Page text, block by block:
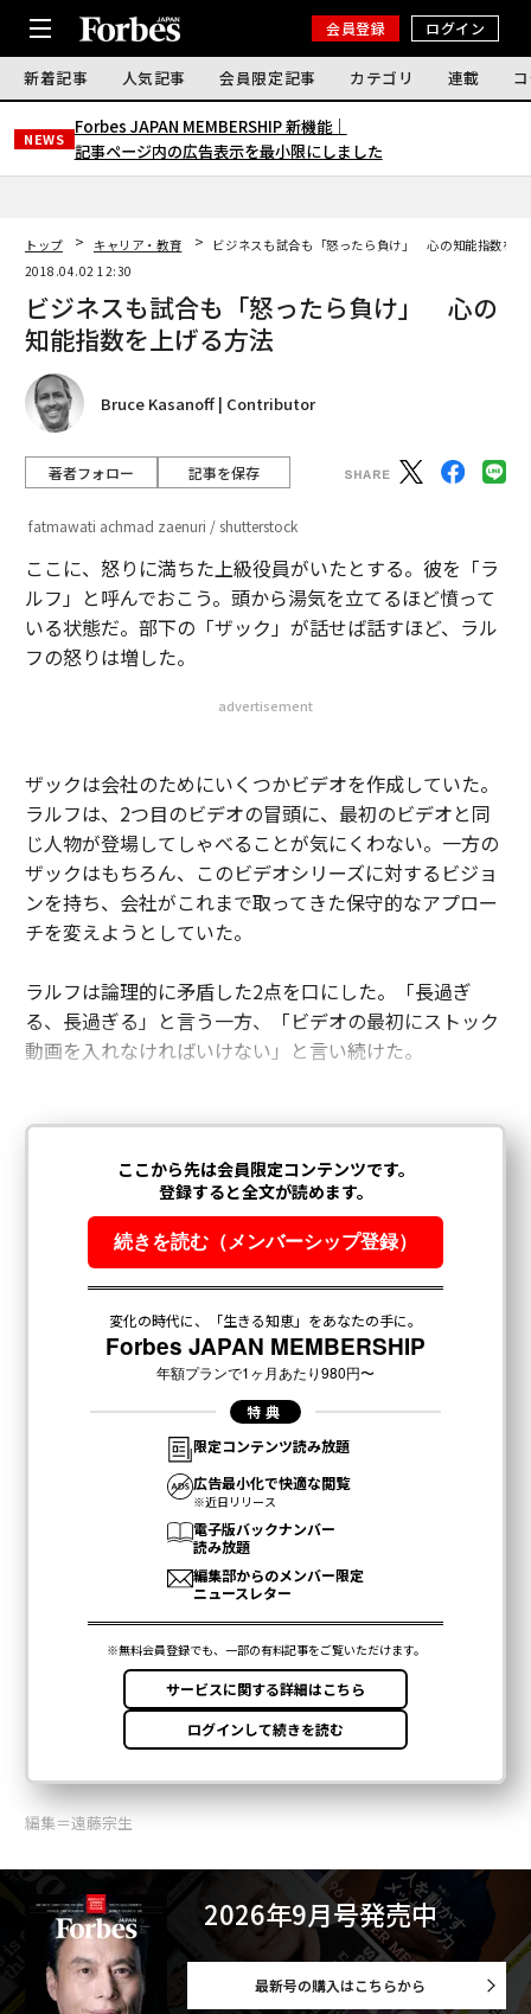
会員登録 ログイン
新着記事 人気記事 会員限定記事 カテゴリ 連載
NEWS
Forbes JAPAN MEMBERSHIP 新機能｜
記事ページ内の広告表示を最小限にしました
トップ キャリア・教育
ビジネスも試合も「怒ったら負け」 心の知能指数を上
2018.04.02 12:30
ビジネスも試合も「怒ったら負け」 心の
知能指数を上げる方法
Bruce Kasanoff | Contributor
著者フォロー 記事を保存
fatmawati achmad zaenuri / shutterstock
ここに、怒りに満ちた上級役員がいたとする。彼を「ラ
ルフ」と呼んでおこう。頭から湯気を立てるほど憤って
いる状態だ。部下の「ザック」が話せば話すほど、ラル
フの怒りは増した。
advertisement
ザックは会社のためにいくつかビデオを作成していた。
ラルフは、2つ目のビデオの冒頭に、最初のビデオと同
じ人物が登場してしゃべることが気にくわない。一方の
ザックはもちろん、このビデオシリーズに対するビジョ
ンを持ち、会社がこれまで取ってきた保守的なアプロー
チを変えようとしていた。
ラルフは論理的に矛盾した2点を口にした。「長過ぎ
る、長過ぎる」と言う一方、「ビデオの最初にストック
動画を入れなければいけない」と言い続けた。
編集＝遠藤宗生
2026年9月号発売中
最新号の購入はこちらから